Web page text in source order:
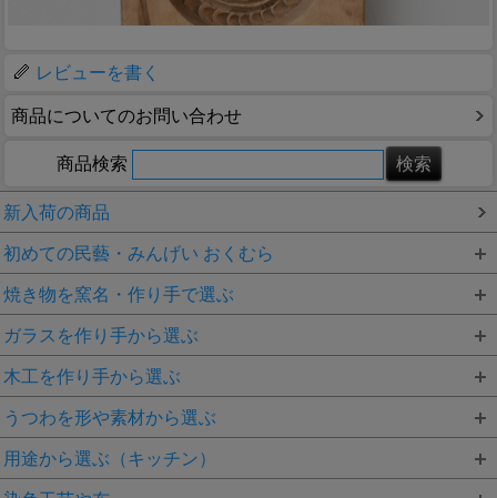
レビューを書く
商品についてのお問い合わせ
商品検索
新入荷の商品
初めての民藝・みんげい おくむら
焼き物を窯名・作り手で選ぶ
ガラスを作り手から選ぶ
木工を作り手から選ぶ
うつわを形や素材から選ぶ
用途から選ぶ（キッチン）